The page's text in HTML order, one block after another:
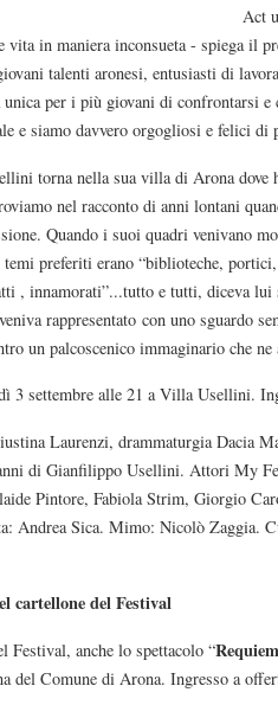
Act
vita in maniera inconsueta - spiega il
talenti aronesi, entusiasti di
unica per i più giovani di confrontarsi
e siamo davvero orgogliosi e felici di
torna nella sua villa di Arona dove
nel racconto di anni lontani
Quando i suoi quadri venivano
temi preferiti erano “biblioteche,
, innamorati”...tutto e tutti, diceva lui
rappresentato con uno sguardo
un palcoscenico immaginario che
3 settembre alle 21 a Villa Usellini.
Laurenzi, drammaturgia Dacia
di Gianfilippo Usellini. Attori My
Pintore, Fabiola Strim, Giorgio
Andrea Sica. Mimo: Nicolò Zaggia.
cartellone del Festival
Festival, anche lo spettacolo “
del Comune di Arona. Ingresso a